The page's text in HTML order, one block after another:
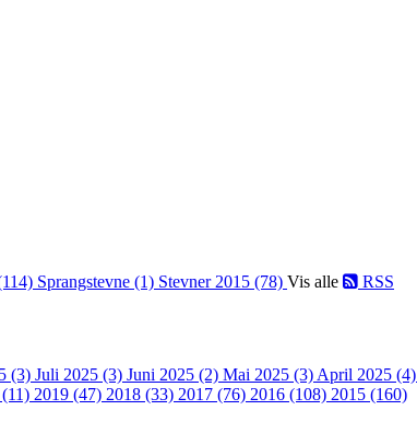
Sprangstevne (1) Stevner 2015 (78) Vis alle RSS
(3) Juli 2025 (3) Juni 2025 (2) Mai 2025 (3) April 2025 (4)
2019 (47) 2018 (33) 2017 (76) 2016 (108) 2015 (160)